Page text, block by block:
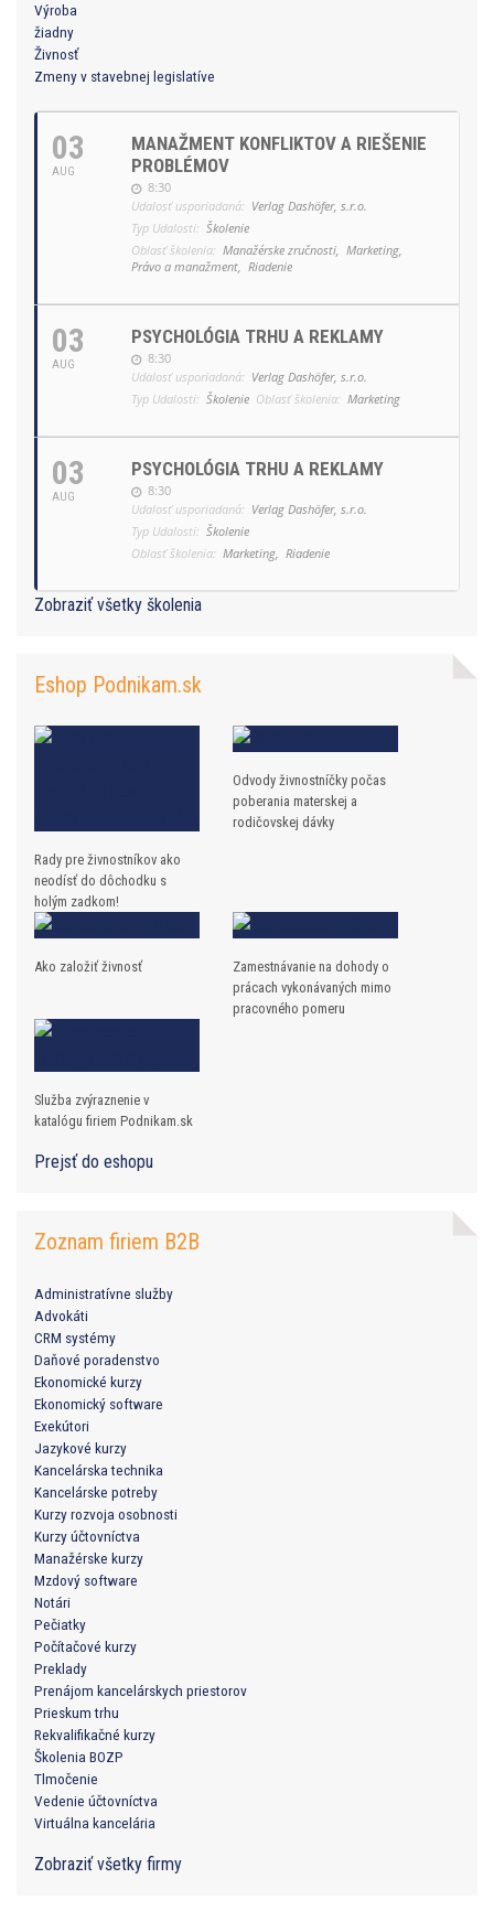
Výroba
žiadny
Živnosť
Zmeny v stavebnej legislatíve
03
AUG
MANAŽMENT KONFLIKTOV A RIEŠENIE
PROBLÉMOV
8:30
Udalosť usporiadaná: Verlag Dashöfer, s.r.o.
Typ Udalosti: Školenie
Oblasť školenia: Manažérske zručnosti, Marketing,
Právo a manažment, Riadenie
03
AUG
PSYCHOLÓGIA TRHU A REKLAMY
8:30
Udalosť usporiadaná: Verlag Dashöfer, s.r.o.
Typ Udalosti: Školenie Oblasť školenia: Marketing
03
AUG
PSYCHOLÓGIA TRHU A REKLAMY
8:30
Udalosť usporiadaná: Verlag Dashöfer, s.r.o.
Typ Udalosti: Školenie
Oblasť školenia: Marketing, Riadenie
Zobraziť všetky školenia
Eshop Podnikam.sk
Rady pre živnostníkov ako
neodísť do dôchodku s
holým zadkom!
Odvody živnostníčky počas
poberania materskej a
rodičovskej dávky
Ako založiť živnosť
Zamestnávanie na dohody o
prácach vykonávaných mimo
pracovného pomeru
Služba zvýraznenie v
katalógu firiem Podnikam.sk
Prejsť do eshopu
Zoznam firiem B2B
Administratívne služby
Advokáti
CRM systémy
Daňové poradenstvo
Ekonomické kurzy
Ekonomický software
Exekútori
Jazykové kurzy
Kancelárska technika
Kancelárske potreby
Kurzy rozvoja osobnosti
Kurzy účtovníctva
Manažérske kurzy
Mzdový software
Notári
Pečiatky
Počítačové kurzy
Preklady
Prenájom kancelárskych priestorov
Prieskum trhu
Rekvalifikačné kurzy
Školenia BOZP
Tlmočenie
Vedenie účtovníctva
Virtuálna kancelária
Zobraziť všetky firmy